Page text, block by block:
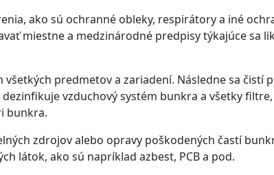
ako sú ochranné obleky, respirátory a iné
miestne a medzinárodné predpisy týkajúce sa
predmetov a zariadení. Následne sa čistí
vzduchový systém bunkra a všetky filtre,
bunkra.
zdrojov alebo opravy poškodených častí
látok, ako sú napríklad azbest, PCB a pod.